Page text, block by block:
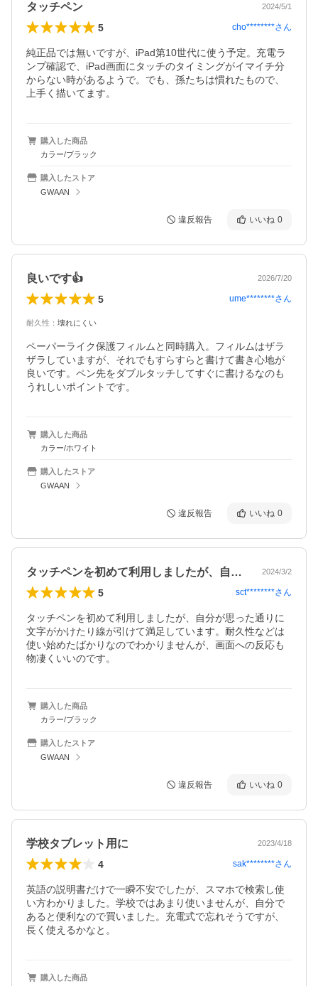
タッチペン 2024/5/1
5 cho********さん
純正品では無いですが、iPad第10世代に使う予定。充電ラ
ンプ確認で、iPad画面にタッチのタイミングがイマイチ分
からない時があるようで。でも、孫たちは慣れたもので、
上手く描いてます。
購入した商品
カラー/ブラック
購入したストア
GWAAN
違反報告 いいね 0
良いです👍 2026/7/20
5 ume********さん
耐久性 ： 壊れにくい
ペーパーライク保護フィルムと同時購入。フィルムはザラ
ザラしていますが、それでもすらすらと書けて書き心地が
良いです。ペン先をダブルタッチしてすぐに書けるなのも
うれしいポイントです。
購入した商品
カラー/ホワイト
購入したストア
GWAAN
違反報告 いいね 0
タッチペンを初めて利用しましたが、自分… 2024/3/2
5 sct********さん
タッチペンを初めて利用しましたが、自分が思った通りに
文字がかけたり線が引けて満足しています。耐久性などは
使い始めたばかりなのでわかりませんが、画面への反応も
物凄くいいのです。
購入した商品
カラー/ブラック
購入したストア
GWAAN
違反報告 いいね 0
学校タブレット用に 2023/4/18
4 sak********さん
英語の説明書だけで一瞬不安でしたが、スマホで検索し使
い方わかりました。学校ではあまり使いませんが、自分で
あると便利なので買いました。充電式で忘れそうですが、
長く使えるかなと。
購入した商品